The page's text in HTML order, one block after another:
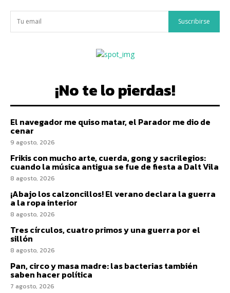
Suscribirse
¡No te lo pierdas!
El navegador me quiso matar, el Parador me dio de
cenar
9 agosto, 2026
Frikis con mucho arte, cuerda, gong y sacrilegios:
cuando la música antigua se fue de fiesta a Dalt Vila
8 agosto, 2026
¡Abajo los calzoncillos! El verano declara la guerra
a la ropa interior
8 agosto, 2026
Tres círculos, cuatro primos y una guerra por el
sillón
8 agosto, 2026
Pan, circo y masa madre: las bacterias también
saben hacer política
7 agosto, 2026